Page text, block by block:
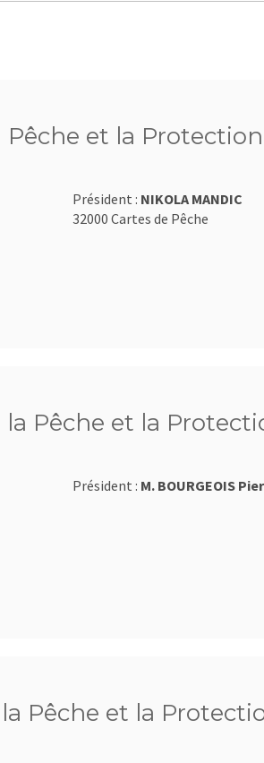
et la
Président : NIKOLA MANDIC
32000 Cartes de Pêche
Pêche et la
Président : M. BOURGEOIS
Pêche et la